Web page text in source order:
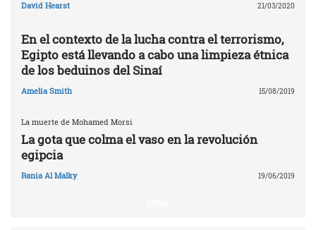
David Hearst 21/03/2020
En el contexto de la lucha contra el terrorismo,
Egipto está llevando a cabo una limpieza étnica
de los beduinos del Sinaí
Amelia Smith 15/08/2019
La muerte de Mohamed Morsi
La gota que colma el vaso en la revolución
egipcia
Rania Al Malky 19/06/2019